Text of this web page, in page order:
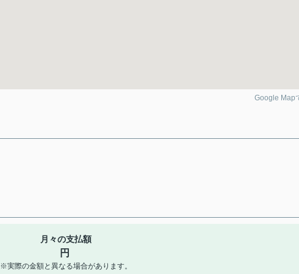
Google Map
月々の支払額
円
※実際の金額と異なる場合があります。